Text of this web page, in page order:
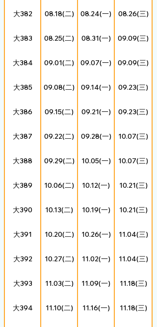
大382 08.18(二) 08.24(一) 08.26(三)
大383 08.25(二) 08.31(一) 09.09(三)
大384 09.01(二) 09.07(一) 09.09(三)
大385 09.08(二) 09.14(一) 09.23(三)
大386 09.15(二) 09.21(一) 09.23(三)
大387 09.22(二) 09.28(一) 10.07(三)
大388 09.29(二) 10.05(一) 10.07(三)
大389 10.06(二) 10.12(一) 10.21(三)
大390 10.13(二) 10.19(一) 10.21(三)
大391 10.20(二) 10.26(一) 11.04(三)
大392 10.27(二) 11.02(一) 11.04(三)
大393 11.03(二) 11.09(一) 11.18(三)
大394 11.10(二) 11.16(一) 11.18(三)